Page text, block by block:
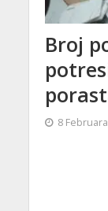
Broj
8